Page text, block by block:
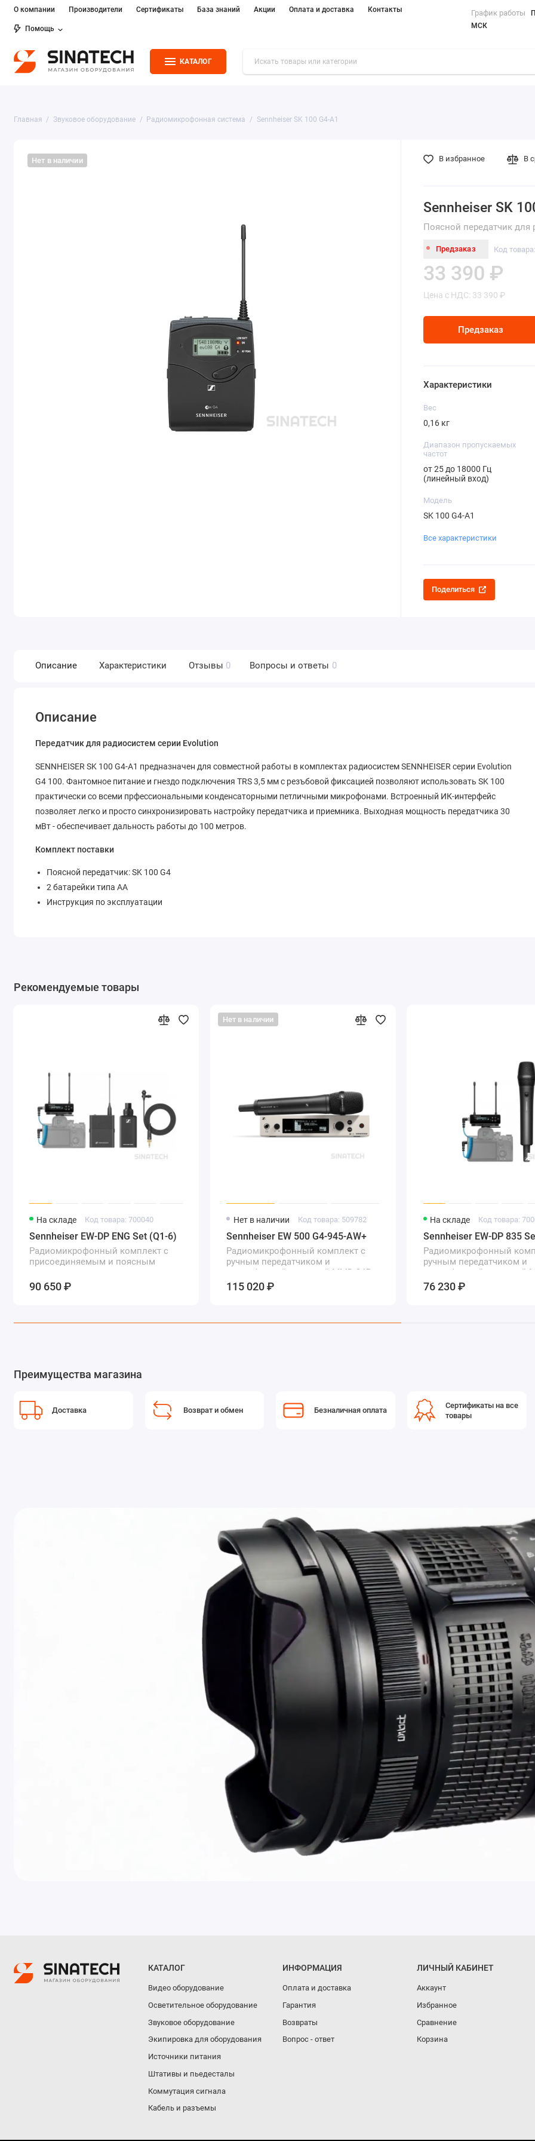
О компании Производители Сертификаты База знаний Акции Оплата и доставка Контакты
Помощь
График работы
МСК
КАТАЛОГ
Главная Звуковое оборудование Радиомикрофонная система Sennheiser SK 100 G4-A1
Нет в наличии
Sennheiser SK
Поясной передатчик для
Предзаказ Код
33 390 ₽
Цена с НДС: 33 390 ₽
Предзаказ
В избранное В
Характеристики
Вес
0,16 кг
Диапазон пропускаемых
частот
от 25 до 18000 Гц
(линейный вход)
Модель
SK 100 G4-A1
Все характеристики
Поделиться
Описание Характеристики Отзывы 0 Вопросы и ответы 0
Описание
Передатчик для радиосистем серии Evolution
SENNHEISER SK 100 G4-A1 предназначен для совместной работы в комплектах радиосистем SENNHEISER серии Evolution
G4 100. Фантомное питание и гнездо подключения TRS 3,5 мм с резъбовой фиксацией позволяют использовать SK 100
практически со всеми прфессиональными конденсаторными петличными микрофонами. Встроенный ИК-интерфейс
позволяет легко и просто синхронизировать настройку передатчика и приемника. Выходная мощность передатчика 30
мВт - обеспечивает дальность работы до 100 метров.
Комплект поставки
Поясной передатчик: SK 100 G4
2 батарейки типа АА
Инструкция по эксплуатации
Рекомендуемые товары
На складе Код товара: 700040
Sennheiser EW-DP ENG Set (Q1-6)
Радиомикрофонный комплект с
присоединяемым и поясным
90 650 ₽
Нет в наличии
Нет в наличии Код товара: 509782
Sennheiser EW 500 G4-945-AW+
Радиомикрофонный комплект с
ручным передатчиком и
микрофонной головкой MMD 945
115 020 ₽
На складе Код товара:
Sennheiser EW-DP 835
Радиомикрофонный
ручным передатчиком и
микрофонной головкой
76 230 ₽
Преимущества магазина
Доставка Возврат и обмен Безналичная оплата
Сертификаты на все
товары
КАТАЛОГ
Видео оборудование
Осветительное оборудование
Звуковое оборудование
Экипировка для оборудования
Источники питания
Штативы и пьедесталы
Коммутация сигнала
Кабель и разъемы
ИНФОРМАЦИЯ
Оплата и доставка
Гарантия
Возвраты
Вопрос - ответ
ЛИЧНЫЙ КАБИНЕТ
Аккаунт
Избранное
Сравнение
Корзина